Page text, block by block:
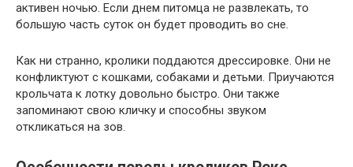
активен ночью. Если днем питомца не развлекать, то
большую часть суток он будет проводить во сне.
Как ни странно, кролики поддаются дрессировке. Они не
конфликтуют с кошками, собаками и детьми. Приучаются
крольчата к лотку довольно быстро. Они также
запоминают свою кличку и способны звуком
откликаться на зов.